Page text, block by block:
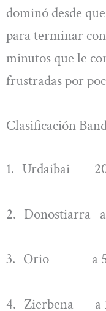
dominó desde
para terminar
minutos que le
frustradas por
Clasificación
1.- Urdaibai
2.- Donostiarra a
3.- Orio a 5
4.- Zierbena a